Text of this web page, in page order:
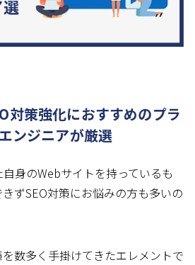
策強化におすすめのプラ
ンジニアが厳選
身のWebサイトを持っているも
ずSEO対策にお悩みの方も多いの
数多く手掛けてきたエレメントで